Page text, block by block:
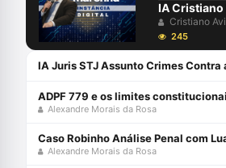
IA
Cristiano
245
IA Juris STJ Assunto Crimes Contra
Alexandre Morais da Rosa
Alexandre Morais da Rosa